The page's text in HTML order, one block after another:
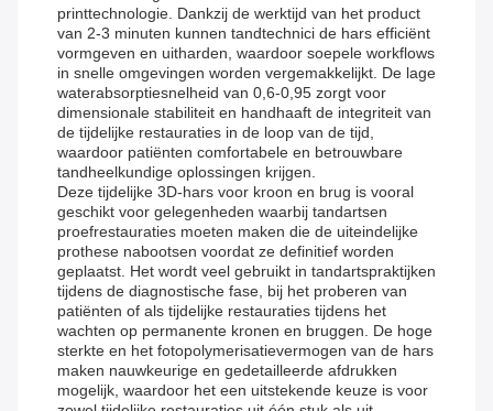
printtechnologie. Dankzij de werktijd van het product
van 2-3 minuten kunnen tandtechnici de hars efficiënt
vormgeven en uitharden, waardoor soepele workflows
in snelle omgevingen worden vergemakkelijkt. De lage
waterabsorptiesnelheid van 0,6-0,95 zorgt voor
dimensionale stabiliteit en handhaaft de integriteit van
de tijdelijke restauraties in de loop van de tijd,
waardoor patiënten comfortabele en betrouwbare
tandheelkundige oplossingen krijgen.
Deze tijdelijke 3D-hars voor kroon en brug is vooral
geschikt voor gelegenheden waarbij tandartsen
proefrestauraties moeten maken die de uiteindelijke
prothese nabootsen voordat ze definitief worden
geplaatst. Het wordt veel gebruikt in tandartspraktijken
tijdens de diagnostische fase, bij het proberen van
patiënten of als tijdelijke restauraties tijdens het
wachten op permanente kronen en bruggen. De hoge
sterkte en het fotopolymerisatievermogen van de hars
maken nauwkeurige en gedetailleerde afdrukken
mogelijk, waardoor het een uitstekende keuze is voor